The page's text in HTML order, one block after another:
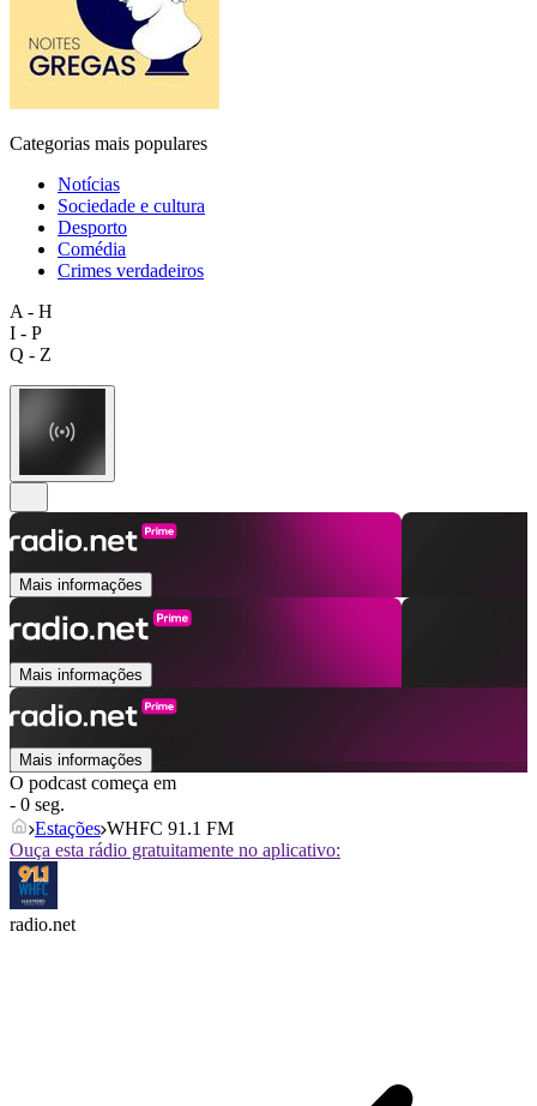
Categorias mais populares
Notícias
Sociedade e cultura
Desporto
Comédia
Crimes verdadeiros
A - H
I - P
Q - Z
Mais informações
Mais informações
Mais informações
O podcast começa em
- 0 seg.
Estações WHFC 91.1 FM
Ouça esta rádio gratuitamente no aplicativo:
radio.net